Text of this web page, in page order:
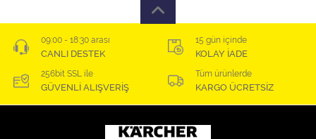
09:00 - 18:30 arası
CANLI DESTEK
15 gün içinde
KOLAY İADE
256bit SSL ile
GÜVENLİ ALIŞVERİŞ
Tüm ürünlerde
KARGO ÜCRETSİZ